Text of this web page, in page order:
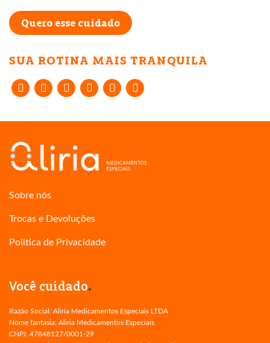
Quero esse cuidado
SUA ROTINA MAIS TRANQUILA
Sobre nós
Trocas e Devoluções
Politica de Privacidade
Você cuidado.
Razão Social: Aliria Medicamentos Especiais LTDA
Nome fantasia: Aliria Medicamentos Especiais
CNPJ: 47848127/0001-29